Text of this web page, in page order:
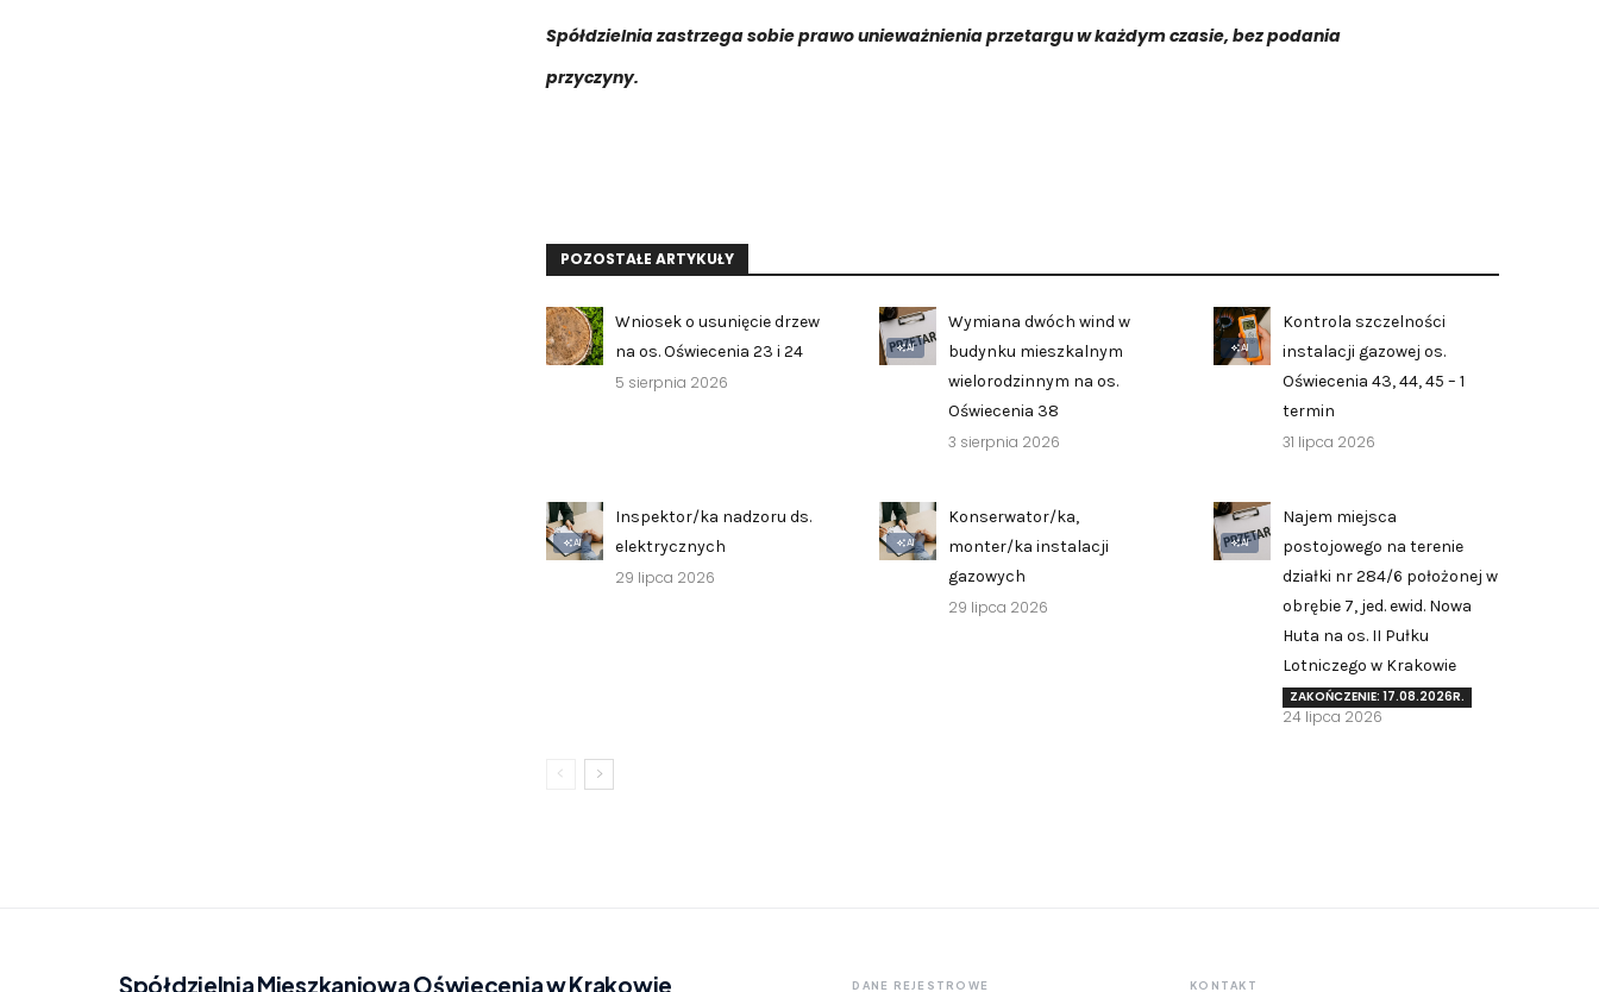
Spółdzielnia zastrzega sobie prawo unieważnienia przetargu w każdym czasie, bez podania
przyczyny.
POZOSTAŁE ARTYKUŁY
Wniosek o usunięcie drzew
na os. Oświecenia 23 i 24
5 sierpnia 2026
AI
Wymiana dwóch wind w
budynku mieszkalnym
wielorodzinnym na os.
Oświecenia 38
3 sierpnia 2026
AI
Kontrola szczelności
instalacji gazowej os.
Oświecenia 43, 44, 45 – 1
termin
31 lipca 2026
AI
Inspektor/ka nadzoru ds.
elektrycznych
29 lipca 2026
AI
Konserwator/ka,
monter/ka instalacji
gazowych
29 lipca 2026
AI
Najem miejsca
postojowego na terenie
działki nr 284/6 położonej w
obrębie 7, jed. ewid. Nowa
Huta na os. II Pułku
Lotniczego w Krakowie
ZAKOŃCZENIE: 17.08.2026R.
24 lipca 2026
Spółdzielnia Mieszkaniowa Oświecenia w Krakowie DANE REJESTROWE KONTAKT
Zgłoś problem lub uwagę
Twoja opinia pomaga nam ulepszać serwis